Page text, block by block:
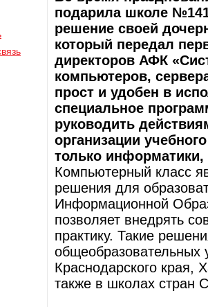
подарила школе
решение своей
который передал
директоров АФК
компьютеров,
прост и удобен в
специальное
руководить
организации
только
Компьютерный класс
решения для
Информационной
позволяет внедрять
практику. Такие
общеобразовательных
Краснодарского края,
также в школах стран